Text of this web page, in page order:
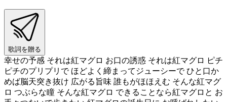
歌詞を贈る
幸せの予感 それは紅マグロ お口の誘惑 それは紅マグロ ピチ
ピチのプリプリで ほどよく締まってジューシーで ひと口か
めば脳天突き抜け 広がる旨味 誰もがほほえむ そんな紅マグ
ロ つぶらな瞳 そんな紅マグロ できることなら紅マグロと お